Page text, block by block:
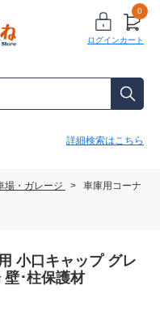
ログイン
0
カート
詳細検索はこちら
場・ガレージ >
車庫用コーナ
小口キャップ グレ
壁･柱保護材